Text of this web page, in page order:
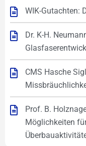
WIK-Gutachten:
Dr. K-H.
CMS Hasche
Prof. B.
Möglichkeiten